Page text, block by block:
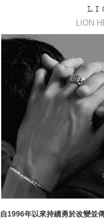
LION
自1996年以來持續勇於改變並